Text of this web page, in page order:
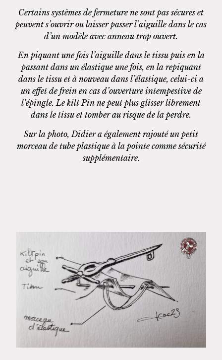
Certains systèmes de fermeture ne sont pas sécures et
peuvent s’ouvrir ou laisser passer l’aiguille dans le cas
d’un modèle avec anneau trop ouvert.​
En piquant une fois l’aiguille dans le tissu puis en la
passant dans un élastique une fois, en la repiquant
dans le tissu et à nouveau dans l’élastique, celui-ci a
un effet de frein en cas d’ouverture intempestive de
l’épingle. Le kilt Pin ne peut plus glisser librement
dans le tissu et tomber au risque de la perdre.​
Sur la photo, Didier a également rajouté un petit
morceau de tube plastique à la pointe comme sécurité
supplémentaire.